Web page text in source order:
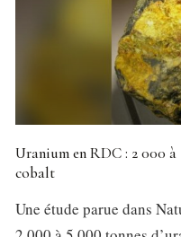
Uranium en RDC : 2 000
cobalt
Une étude parue dans